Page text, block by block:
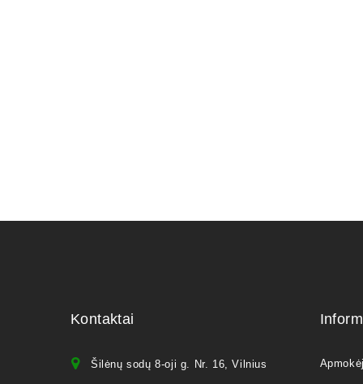
Kontaktai
Šilėnų sodų 8-oji g. Nr. 16, Vilnius